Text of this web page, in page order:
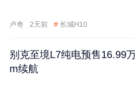
卢奇 2天前 # 长城H10
别克至境L7纯电预售16.99
m续航